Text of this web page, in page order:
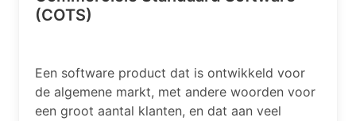
(COTS)
Een software product dat is ontwikkeld voor
de algemene markt, met andere woorden voor
een groot aantal klanten, en dat aan veel